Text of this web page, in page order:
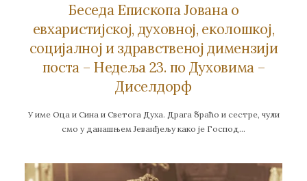
Беседа Епископа Јована о
евхаристијској, духовној, еколошкој,
социјалној и здравственој димензији
поста – Недеља 23. по Духовима –
Диселдорф
У име Оца и Сина и Светога Духа. Драга браћо и сестре, чули
смо у данашњем Јеванђељу како је Господ…